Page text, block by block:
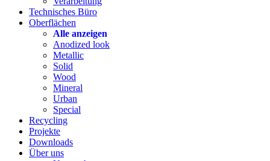
Technisches Büro
Oberflächen
Alle anzeigen
Anodized look
Metallic
Solid
Wood
Mineral
Urban
Special
Recycling
Projekte
Downloads
Über uns